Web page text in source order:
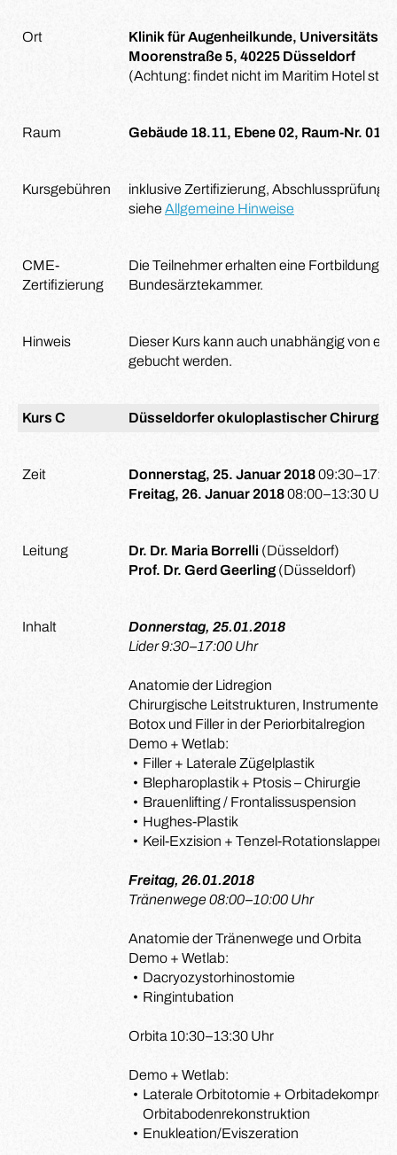
Ort
Klinik für Augenheilkunde,
Moorenstraße 5, 40225 Düsseldorf
(Achtung: findet nicht im Maritim Hotel
Raum Gebäude 18.11, Ebene 02, Raum-Nr.
Kursgebühren
inklusive Zertifizierung, Abschlussprüfung,
siehe Allgemeine Hinweise
CME-
Zertifizierung
Die Teilnehmer erhalten eine
Bundesärztekammer.
Hinweis
Dieser Kurs kann auch unabhängig von
gebucht werden.
Kurs C Düsseldorfer okuloplastischer
Zeit Donnerstag, 25. Januar 2018
Freitag, 26. Januar 201808:00–13:30 Uhr
Leitung Dr. Dr. Maria Borrelli (Düsseldorf)
Prof. Dr. Gerd Geerling(Düsseldorf)
Inhalt
Donnerstag, 25.01.2018
Lider 9:30–17:00 Uhr
Anatomie der Lidregion
Chirurgische Leitstrukturen, Instrumente
Botox und Filler in der Periorbitalregion
Demo + Wetlab:
Filler + Laterale Zügelplastik
Blepharoplastik + Ptosis – Chirurgie
Brauenlifting / Frontalissuspension
Hughes-Plastik
Keil-Exzision + Tenzel-Rotationslappen
Freitag, 26.01.2018
Tränenwege 08:00–10:00 Uhr
Anatomie der Tränenwege und Orbita
Demo + Wetlab:
Dacryozystorhinostomie
Ringintubation
Orbita 10:30–13:30 Uhr
Demo + Wetlab:
Laterale Orbitotomie +
Orbitabodenrekonstruktion
Enukleation/Eviszeration